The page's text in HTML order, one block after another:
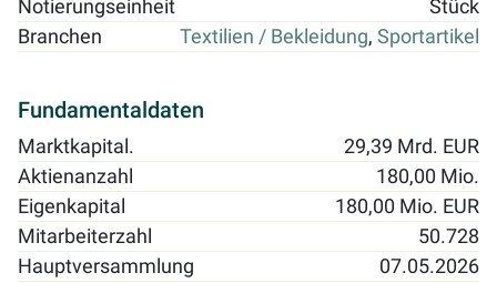
Notierungseinheit
Stück
Branchen
Textilien / Bekleidung, Sportartikel
Fundamentaldaten
Marktkapital.
29,39 Mrd. EUR
Aktienanzahl
180,00 Mio.
Eigenkapital
180,00 Mio. EUR
Mitarbeiterzahl
50.728
Hauptversammlung
07.05.2026